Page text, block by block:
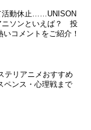
活動休止……UNISON
ニソンといえば？ 投
コメントをご紹介！
テリアニメおすすめ
ペンス・心理戦まで